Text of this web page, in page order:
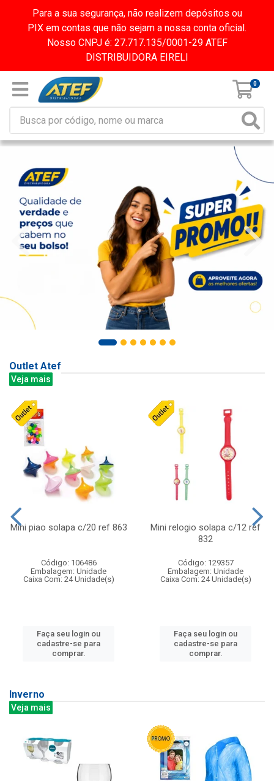
Para a sua segurança, não realizem depósitos ou
PIX em contas que não sejam a nossa conta oficial.
Nosso CNPJ é: 27.717.135/0001-29 ATEF
DISTRIBUIDORA EIRELI
0
Outlet Atef
Veja mais
Mini piao solapa c/20 ref 863
Código: 106486
Embalagem: Unidade
Caixa Com: 24 Unidade(s)
Faça seu login ou
cadastre-se para
comprar.
Mini relogio solapa c/12 ref
832
Código: 129357
Embalagem: Unidade
Caixa Com: 24 Unidade(s)
Faça seu login ou
cadastre-se para
comprar.
Inverno
Veja mais